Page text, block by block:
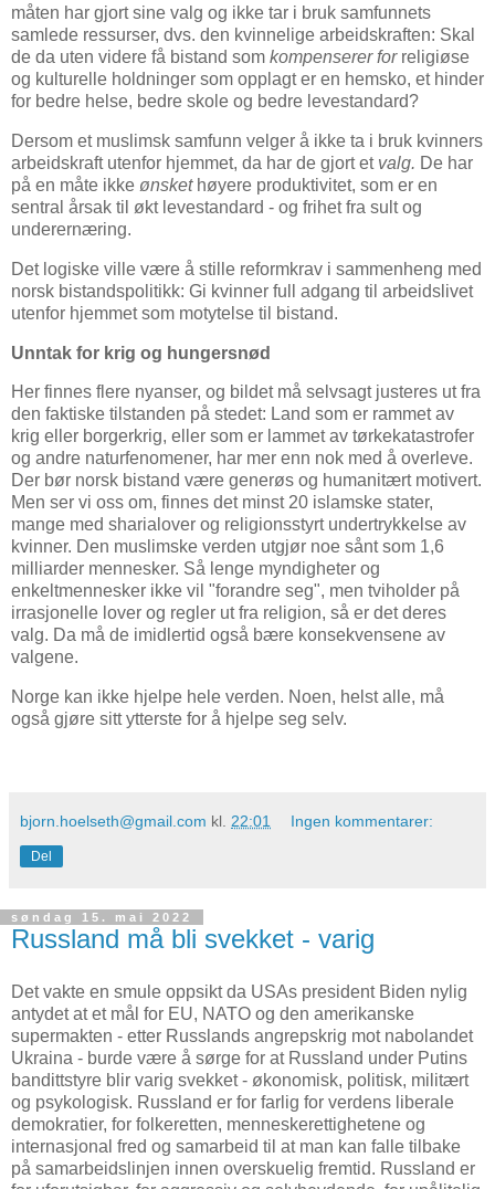
måten har gjort sine valg og ikke tar i bruk samfunnets
samlede ressurser, dvs. den kvinnelige arbeidskraften: Skal
de da uten videre få bistand som kompenserer forreligiøse
og kulturelle holdninger som opplagt er en hemsko, et hinder
for bedre helse, bedre skole og bedre levestandard?
Dersom et muslimsk samfunn velger å ikke ta i bruk kvinners
arbeidskraft utenfor hjemmet, da har de gjort et valg. De har
på en måte ikke ønskethøyere produktivitet, som er en
sentral årsak til økt levestandard - og frihet fra sult og
underernæring.
Det logiske ville være å stille reformkrav i sammenheng med
norsk bistandspolitikk: Gi kvinner full adgang til arbeidslivet
utenfor hjemmet som motytelse til bistand.
Unntak for krig og hungersnød
Her finnes flere nyanser, og bildet må selvsagt justeres ut fra
den faktiske tilstanden på stedet: Land som er rammet av
krig eller borgerkrig, eller som er lammet av tørkekatastrofer
og andre naturfenomener, har mer enn nok med å overleve.
Der bør norsk bistand være generøs og humanitært motivert.
Men ser vi oss om, finnes det minst 20 islamske stater,
mange med sharialover og religionsstyrt undertrykkelse av
kvinner. Den muslimske verden utgjør noe sånt som 1,6
milliarder mennesker. Så lenge myndigheter og
enkeltmennesker ikke vil "forandre seg", men tviholder på
irrasjonelle lover og regler ut fra religion, så er det deres
valg. Da må de imidlertid også bære konsekvensene av
valgene.
Norge kan ikke hjelpe hele verden. Noen, helst alle, må
også gjøre sitt ytterste for å hjelpe seg selv.
bjorn.hoelseth@gmail.com kl. 22:01 Ingen kommentarer:
Del
søndag 15. mai 2022
Russland må bli svekket - varig
Det vakte en smule oppsikt da USAs president Biden nylig
antydet at et mål for EU, NATO og den amerikanske
supermakten - etter Russlands angrepskrig mot nabolandet
Ukraina - burde være å sørge for at Russland under Putins
bandittstyre blir varig svekket - økonomisk, politisk, militært
og psykologisk. Russland er for farlig for verdens liberale
demokratier, for folkeretten, menneskerettighetene og
internasjonal fred og samarbeid til at man kan falle tilbake
på samarbeidslinjen innen overskuelig fremtid. Russland er